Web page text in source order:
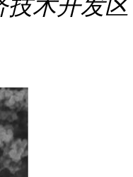
技术开发区